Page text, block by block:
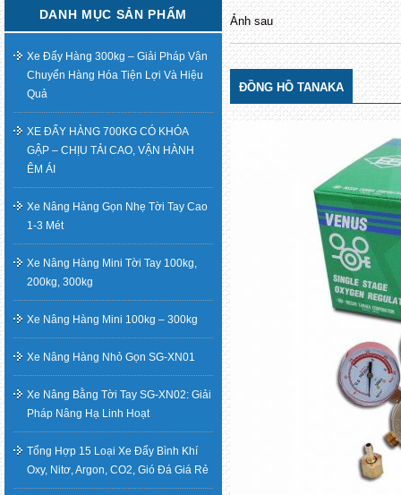
Ảnh sau
ĐỒNG HỒ TANAKA
DANH MỤC SẢN PHẨM
Xe Đẩy Hàng 300kg – Giải Pháp Vận
Chuyển Hàng Hóa Tiện Lợi Và Hiệu
Quả
XE ĐẨY HÀNG 700KG CÓ KHÓA
GẬP – CHỊU TẢI CAO, VẬN HÀNH
ÊM ÁI
Xe Nâng Hàng Gọn Nhẹ Tời Tay Cao
1-3 Mét
Xe Nâng Hàng Mini Tời Tay 100kg,
200kg, 300kg
Xe Nâng Hàng Mini 100kg – 300kg
Xe Nâng Hàng Nhỏ Gọn SG-XN01
Xe Nâng Bằng Tời Tay SG-XN02: Giải
Pháp Nâng Hạ Linh Hoạt
Tổng Hợp 15 Loại Xe Đẩy Bình Khí
Oxy, Nitơ, Argon, CO2, Gió Đá Giá Rẻ